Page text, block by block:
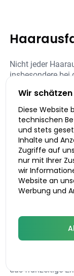
Nicht jeder
insbesondere bei
und das Haar
beginnt mit
Kopfhautpflege.
Tipps zur
Vermeidung
Gesunder
regelmässige
das frühzeitige
Wir
Diese Website
technischen
und stets
Inhalte und
Zugriffe auf
nur mit Ihrer
wir
Website an
Werbung und